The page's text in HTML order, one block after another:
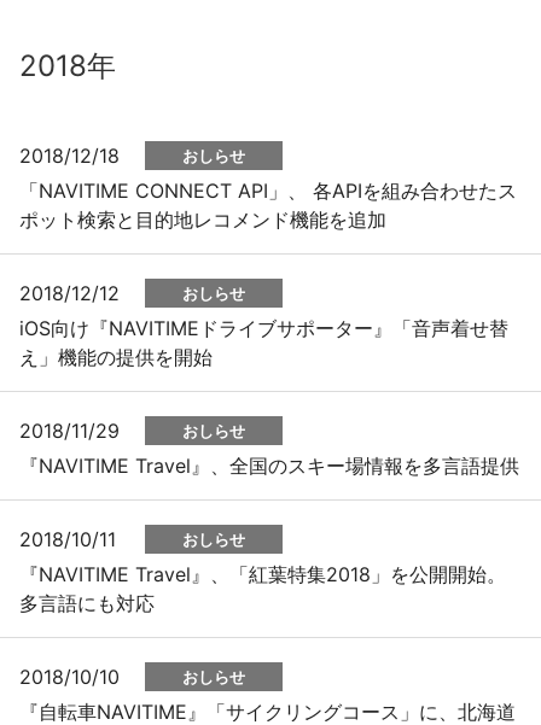
プレスリリース
おしらせ
サービス
個人向けサービス
採用情報
English
2018年
2018/12/18 おしらせ
「NAVITIME CONNECT API」、 各APIを組み合わせたス
ポット検索と目的地レコメンド機能を追加
2018/12/12 おしらせ
iOS向け『NAVITIMEドライブサポーター』「音声着せ替
え」機能の提供を開始
2018/11/29 おしらせ
『NAVITIME Travel』、全国のスキー場情報を多言語提供
2018/10/11 おしらせ
『NAVITIME Travel』、「紅葉特集2018」を公開開始。
多言語にも対応
2018/10/10 おしらせ
『自転車NAVITIME』「サイクリングコース」に、北海道